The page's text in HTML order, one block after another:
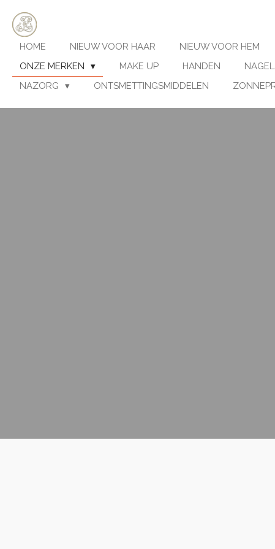
Ga
direct
naar
hoofdinhoud
HOME NIEUW VOOR HAAR NIEUW VOOR HEM
ONZE MERKEN
MAKE UP HANDEN
NAZORG
ONTSMETTINGSMIDDELEN